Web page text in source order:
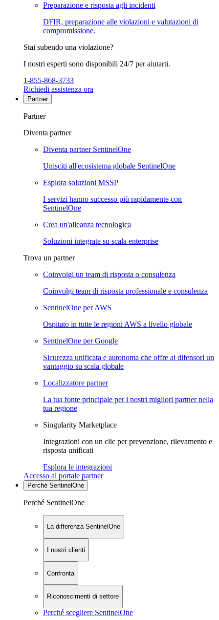
Preparazione e risposta agli incidenti
DFIR, preparazione alle violazioni e valutazioni di
compromissione.
Stai subendo una violazione?
I nostri esperti sono disponibili 24/7 per aiutarti.
1-855-868-3733
Richiedi assistenza ora
Partner
Partner
Diventa partner
Diventa partner SentinelOne
Unisciti all'ecosistema globale SentinelOne
Esplora soluzioni MSSP
I servizi hanno successo più rapidamente con
SentinelOne
Crea un'alleanza tecnologica
Soluzioni integrate su scala enterprise
Trova un partner
Coinvolgi un team di risposta o consulenza
Coinvolgi team di risposta professionale e consulenza
SentinelOne per AWS
Ospitato in tutte le regioni AWS a livello globale
SentinelOne per Google
Sicurezza unificata e autonoma che offre ai difensori un
vantaggio su scala globale
Localizzatore partner
La tua fonte principale per i nostri migliori partner nella
tua regione
Singularity Marketplace
Integrazioni con un clic per prevenzione, rilevamento e
risposta unificati
Esplora le integrazioni
Accesso al portale partner
Perché SentinelOne
Perché SentinelOne
La differenza SentinelOne
I nostri clienti
Confronta
Riconoscimenti di settore
Perché scegliere SentinelOne